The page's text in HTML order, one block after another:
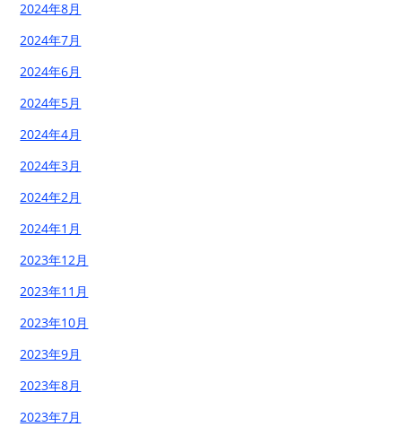
2024年8月
2024年7月
2024年6月
2024年5月
2024年4月
2024年3月
2024年2月
2024年1月
2023年12月
2023年11月
2023年10月
2023年9月
2023年8月
2023年7月